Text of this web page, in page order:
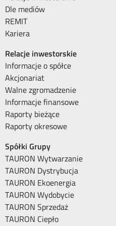
Dle mediów
REMIT
Kariera
Relacje inwestorskie
Informacje o spółce
Akcjonariat
Walne zgromadzenie
Informacje finansowe
Raporty bieżące
Raporty okresowe
Spółki Grupy
TAURON Wytwarzanie
TAURON Dystrybucja
TAURON Ekoenergia
TAURON Wydobycie
TAURON Sprzedaż
TAURON Ciepło